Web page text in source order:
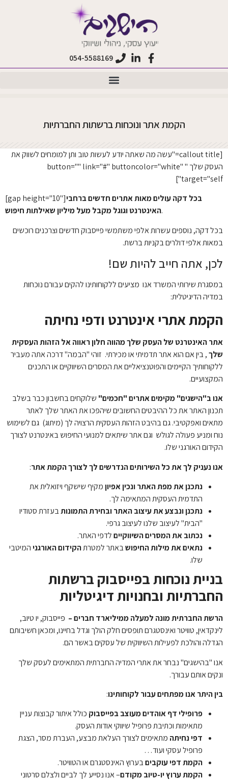
054-5588169
הקמת אתר ונוכחות ברשתות החברתיות
[callout title="עשה מה שאתה יודע לעשות טוב ותן למומחים לשווק את
העסק שלך " button="" link="#" buttoncolor="white"
target="self"]
[gap height="10"]בכל דקה עולים מאות אתרים חדשים ברחבי
האינטרנט וגוגל מקבל מעל מיליון שאילתות חיפוש.
בכל דקה, נוספים עשרות אלפי משתמשי פייסבוק חדשים וצרכנים רוכשים
במאות אלפי דולרים בקניות ברשת.
לכן, אתה חייב להיות שם!
במסגרת שירותי המשרד אנו מציעים ללקוחותינו להקים עבורם נוכחות
במדיה הדיגיטלית:
הקמת אתרי אינטרנט ודפי נחיתה
אתר האינטרנט של העסק שלך מהווה חלון ראווה אל הזהות העסקית
שלך, בין אם הוא אתר תדמיתי או מכירתי. זוהי "הבמה" דרכה אתה מעביר
ללקוחותיך הקיימים והפוטנציאליים את המסרים השיווקיים או התכנים
המקצועיים.
אנו ב"הישגים" מקימים אתרים "חכמים" שלוקחים בחשבון כבר בשלב
תכנון האתר את כל ההיבטים החשובים שיהפכו את האתר שלך לאתר
מתאים ואפקטיבי. גם בהיבט הזהות העסקית הרצויה לך (מיתוג) גם לשימוש
נוח ומניע פעולה לגולש וגם אתר שיתאים למנועי החיפוש באינטרנט לצורך
הקידום האורגני שלו.
אנו נעניק לך את כל השירותים הנדרשים לך לצורך הקמת אתר:
נתכנן את מפת האתר ונכין אפיוןמקיף שישקף ויזואלית את
התדמית העסקית המתאימה לך.
נתכנן ונבצע את עיצוב האתר ובחירת התמונותבעזרת סטודיו
"הבית" לעיצוב שלנו לעיצוב גרפי.
נכתוב את המסרים השיווקייםלדפי האתר.
נתאים את מילות החיפושבאתר למטרתהקידום האורגניהמיטבי
שלו.
בניית נוכחות בפייסבוק ברשתות
החברתיות ובחנויות דיגיטליות
הרשת החברתית מונה למעלה ממיליארד חברים – פייסבוק, יו טיוב,
לינקדאין, טוויטר ואינסטגרם תופסים חלק הולך וגדל בחיינו, ומכאן חשיבותם
הגדלה והולכת לפעילות השיווקית של עסקים באשר הם.
אנו "בהישגים" נבחר את אתרי המדיה החברתית המתאימים לעסק שלך
ונקים אותם עבורך.
בין היתר אנו מפתחים עבור לקוחותינו:
פרופילי דף אוהדים מעוצב בפייסבוק כולל איתור קבוצות עניין
מתאימות וכתיבת פרופיל שיווקי אודות העסק.
דפי נחיתה מתאימים לצורך העלאת מבצע, העברת מסר, הצגת
פרופיל עסקי ועוד…
הקמת דפי עוקביםבערוץ האינסטגרם או הטוויטר.
הקמת ערוץ יו-טיוב מקודם– אנו נסייע לך לביים ולצלם סרטוני